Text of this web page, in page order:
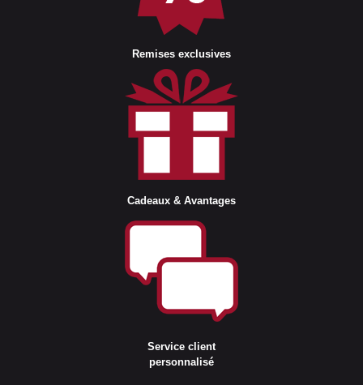
Remises exclusives
Cadeaux & Avantages
Service client
personnalisé